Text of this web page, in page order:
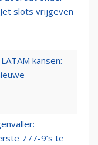
slots vrijgeven
kansen:
777-9’s te